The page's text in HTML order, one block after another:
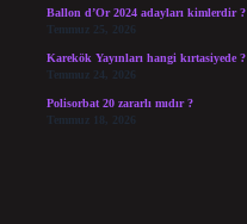
Ballon d’Or 2024 adayları kimlerdir ?
Temmuz 25, 2026
Karekök Yayınları hangi kırtasiyede ?
Temmuz 24, 2026
Polisorbat 20 zararlı mıdır ?
Temmuz 18, 2026